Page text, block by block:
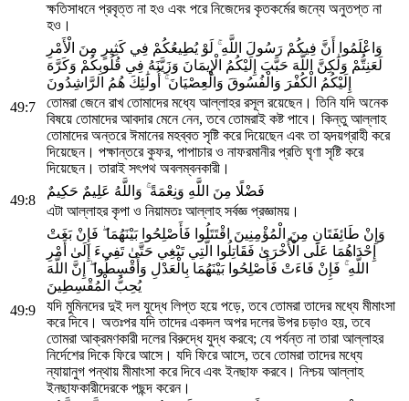
ক্ষতিসাধনে প্রবৃত্ত না হও এবং পরে নিজেদের কৃতকর্মের জন্যে অনুতপ্ত না
হও।
49:7
وَاعْلَمُوا أَنَّ فِيكُمْ رَسُولَ اللَّهِ ۚ لَوْ يُطِيعُكُمْ فِي كَثِيرٍ مِنَ الْأَمْرِ
لَعَنِتُّمْ وَلَٰكِنَّ اللَّهَ حَبَّبَ إِلَيْكُمُ الْإِيمَانَ وَزَيَّنَهُ فِي قُلُوبِكُمْ وَكَرَّهَ
إِلَيْكُمُ الْكُفْرَ وَالْفُسُوقَ وَالْعِصْيَانَ ۚ أُولَٰئِكَ هُمُ الرَّاشِدُونَ
তোমরা জেনে রাখ তোমাদের মধ্যে আল্লাহর রসূল রয়েছেন। তিনি যদি অনেক
বিষয়ে তোমাদের আবদার মেনে নেন, তবে তোমরাই কষ্ট পাবে। কিন্তু আল্লাহ
তোমাদের অন্তরে ঈমানের মহব্বত সৃষ্টি করে দিয়েছেন এবং তা হৃদয়গ্রাহী করে
দিয়েছেন। পক্ষান্তরে কুফর, পাপাচার ও নাফরমানীর প্রতি ঘৃণা সৃষ্টি করে
দিয়েছেন। তারাই সৎপথ অবলম্বনকারী।
49:8
فَضْلًا مِنَ اللَّهِ وَنِعْمَةً ۚ وَاللَّهُ عَلِيمٌ حَكِيمٌ
এটা আল্লাহর কৃপা ও নিয়ামতঃ আল্লাহ সর্বজ্ঞ প্রজ্ঞাময়।
49:9
وَإِنْ طَائِفَتَانِ مِنَ الْمُؤْمِنِينَ اقْتَتَلُوا فَأَصْلِحُوا بَيْنَهُمَا ۖ فَإِنْ بَغَتْ
إِحْدَاهُمَا عَلَى الْأُخْرَىٰ فَقَاتِلُوا الَّتِي تَبْغِي حَتَّىٰ تَفِيءَ إِلَىٰ أَمْرِ
اللَّهِ ۚ فَإِنْ فَاءَتْ فَأَصْلِحُوا بَيْنَهُمَا بِالْعَدْلِ وَأَقْسِطُوا ۖ إِنَّ اللَّهَ
يُحِبُّ الْمُقْسِطِينَ
যদি মুমিনদের দুই দল যুদ্ধে লিপ্ত হয়ে পড়ে, তবে তোমরা তাদের মধ্যে মীমাংসা
করে দিবে। অতঃপর যদি তাদের একদল অপর দলের উপর চড়াও হয়, তবে
তোমরা আক্রমণকারী দলের বিরুদ্ধে যুদ্ধ করবে; যে পর্যন্ত না তারা আল্লাহর
নির্দেশের দিকে ফিরে আসে। যদি ফিরে আসে, তবে তোমরা তাদের মধ্যে
ন্যায়ানুগ পন্থায় মীমাংসা করে দিবে এবং ইনছাফ করবে। নিশ্চয় আল্লাহ
ইনছাফকারীদেরকে পছন্দ করেন।